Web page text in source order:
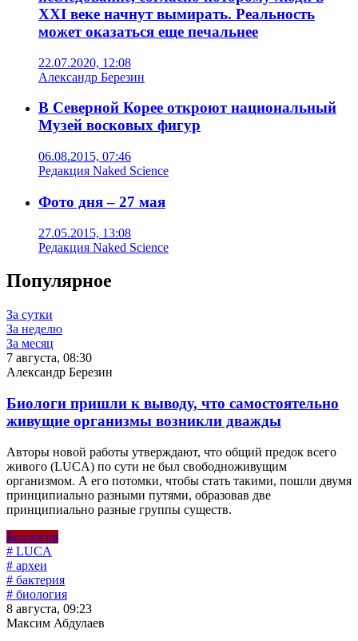
XXI веке начнут вымирать. Реальность
может оказаться еще печальнее
22.07.2020, 12:08
Александр Березин
В Северной Корее откроют национальный
Музей восковых фигур
06.08.2015, 07:46
Редакция Naked Science
Фото дня – 27 мая
27.05.2015, 13:08
Редакция Naked Science
Популярное
За сутки
За неделю
За месяц
7 августа, 08:30
Александр Березин
Биологи пришли к выводу, что самостоятельно
живущие организмы возникли дважды
Авторы новой работы утверждают, что общий предок всего
живого (LUCA) по сути не был свободноживущим
организмом. А его потомки, чтобы стать такими, пошли двумя
принципиально разными путями, образовав две
принципиально разные группы существ.
Биология
# LUCA
# археи
# бактерия
# биология
8 августа, 09:23
Максим Абдулаев